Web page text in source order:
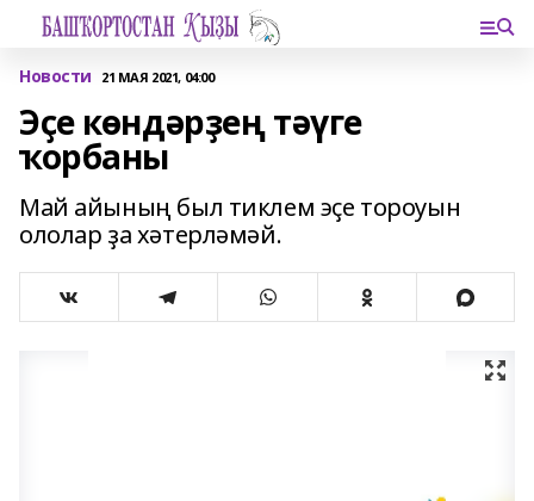
Новости 21 МАЯ 2021, 04:00
Эҫе көндәрҙең тәүге
ҡорбаны
Май айының был тиклем эҫе тороуын
ололар ҙа хәтерләмәй.